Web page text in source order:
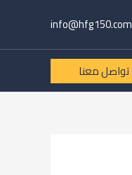
info@hfg150.com
تواصل معنا